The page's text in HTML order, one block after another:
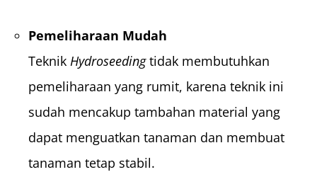
Pemeliharaan Mudah
TeknikHydroseedingtidak membutuhkan
pemeliharaan yang rumit, karena teknik ini
sudah mencakup tambahan material yang
dapat menguatkan tanaman dan membuat
tanaman tetap stabil.